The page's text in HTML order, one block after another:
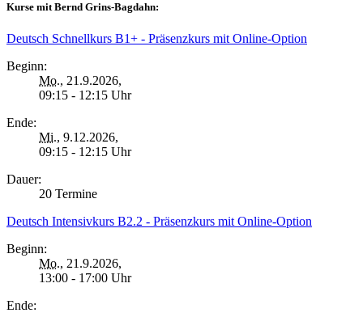
Kurse mit Bernd Grins-Bagdahn:
Deutsch Schnellkurs B1+ - Präsenzkurs mit Online-Option
Beginn:
Mo., 21.9.2026,
09:15 - 12:15 Uhr
Ende:
Mi., 9.12.2026,
09:15 - 12:15 Uhr
Dauer:
20 Termine
Deutsch Intensivkurs B2.2 - Präsenzkurs mit Online-Option
Beginn:
Mo., 21.9.2026,
13:00 - 17:00 Uhr
Ende: